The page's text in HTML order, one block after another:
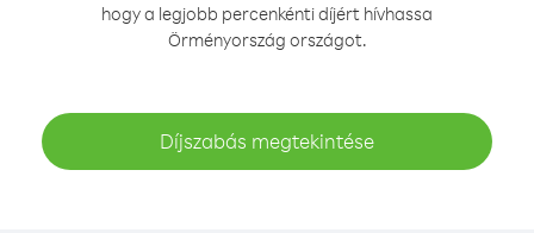
hogy a legjobb percenkénti díjért hívhassa
Örményország országot.
Díjszabás megtekintése